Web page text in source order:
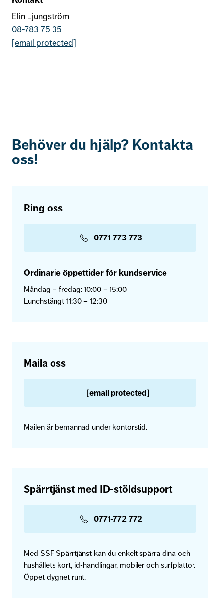
Elin Ljungström
08-783 75 35
[email protected]
Behöver du hjälp? Kontakta
oss!
Ring oss
0771-773 773
Ordinarie öppettider för kundservice
Måndag – fredag: 10:00 – 15:00
Lunchstängt 11:30 – 12:30
Maila oss
[email protected]
Mailen är bemannad under kontorstid.
Spärrtjänst med ID-stöldsupport
0771-772 772
Med SSF Spärrtjänst kan du enkelt spärra dina och
hushållets kort, id-handlingar, mobiler och surfplattor.
Öppet dygnet runt.